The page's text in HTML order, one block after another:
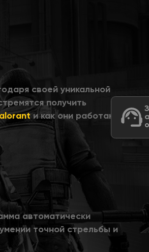
своей уникальной
получить
и как они работают.
автоматически
точной стрельбы и